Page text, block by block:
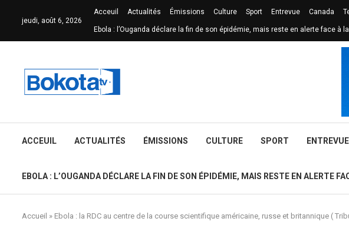
jeudi, août 6, 2026
Acceuil Actualités Émissions Culture Sport Entrevue Canada
Ebola : l’Ouganda déclare la fin de son épidémie, mais reste en alerte face à
ACCEUIL ACTUALITÉS ÉMISSIONS CULTURE SPORT ENTREVUE
EBOLA : L’OUGANDA DÉCLARE LA FIN DE SON ÉPIDÉMIE, MAIS RESTE EN ALERTE
Accueil » Ebola : la RDC au centre de la course scientifique américaine, russe et britannique (